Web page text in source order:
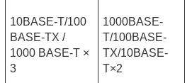
10BASE-T/100
BASE-TX /
1000 BASE-T ×
3
1000BASE-
T/100BASE-
TX/10BASE-
T×2